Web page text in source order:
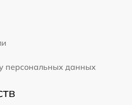
персональных данных